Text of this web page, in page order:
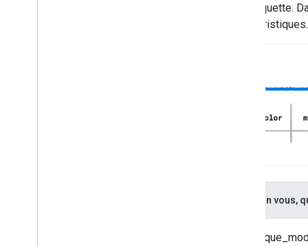
de l'étiquette.
caractéristiques.
Selon vous,